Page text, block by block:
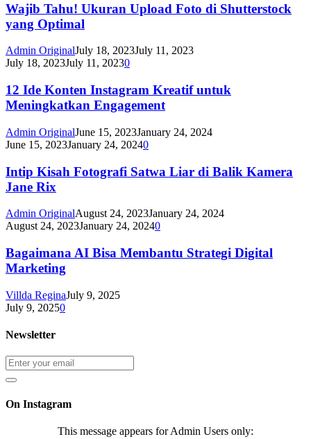
Wajib Tahu! Ukuran Upload Foto di Shutterstock
yang Optimal
Admin OriginalJuly 18, 2023July 11, 2023
July 18, 2023July 11, 20230
12 Ide Konten Instagram Kreatif untuk
Meningkatkan Engagement
Admin OriginalJune 15, 2023January 24, 2024
June 15, 2023January 24, 20240
Intip Kisah Fotografi Satwa Liar di Balik Kamera
Jane Rix
Admin OriginalAugust 24, 2023January 24, 2024
August 24, 2023January 24, 20240
Bagaimana AI Bisa Membantu Strategi Digital
Marketing
Villda ReginaJuly 9, 2025
July 9, 20250
Newsletter
On Instagram
This message appears for Admin Users only: